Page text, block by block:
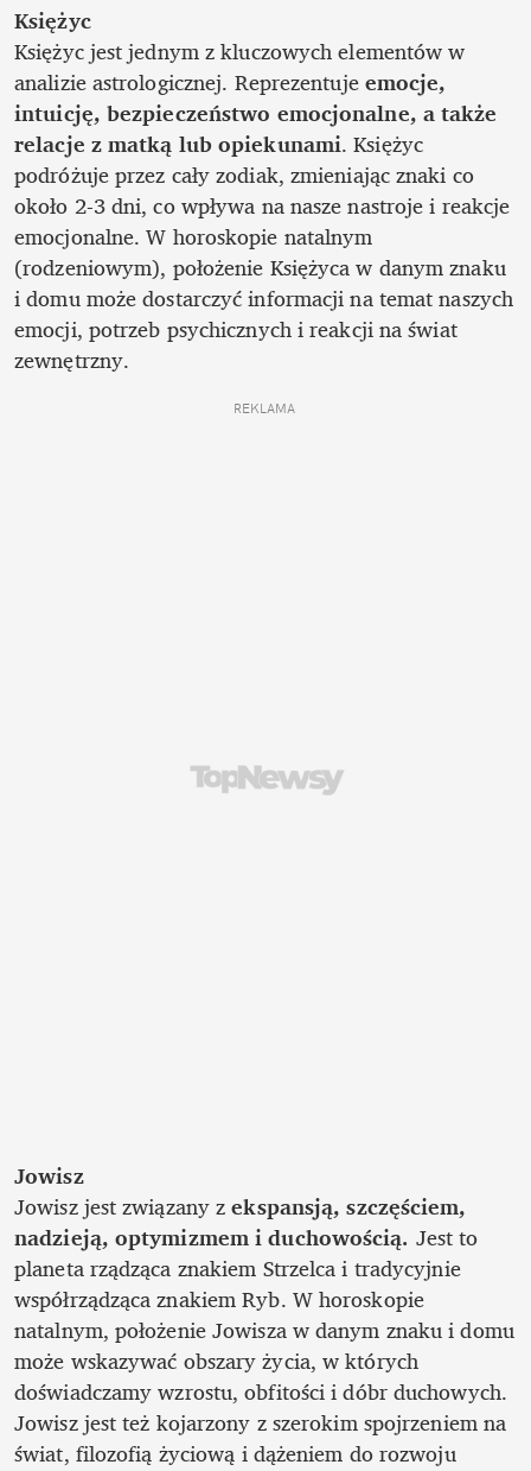
Księżyc
Księżyc jest jednym z kluczowych elementów w
analizie astrologicznej. Reprezentuje emocje,
intuicję, bezpieczeństwo emocjonalne, a także
relacje z matką lub opiekunami. Księżyc
podróżuje przez cały zodiak, zmieniając znaki co
około 2-3 dni, co wpływa na nasze nastroje i reakcje
emocjonalne. W horoskopie natalnym
(rodzeniowym), położenie Księżyca w danym znaku
i domu może dostarczyć informacji na temat naszych
emocji, potrzeb psychicznych i reakcji na świat
zewnętrzny.
REKLAMA
Jowisz
Jowisz jest związany z ekspansją, szczęściem,
nadzieją, optymizmem i duchowością. Jest to
planeta rządząca znakiem Strzelca i tradycyjnie
współrządząca znakiem Ryb. W horoskopie
natalnym, położenie Jowisza w danym znaku i domu
może wskazywać obszary życia, w których
doświadczamy wzrostu, obfitości i dóbr duchowych.
Jowisz jest też kojarzony z szerokim spojrzeniem na
świat, filozofią życiową i dążeniem do rozwoju